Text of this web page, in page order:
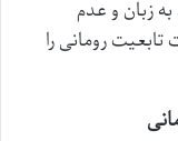
زبان و عدم
رومانی را